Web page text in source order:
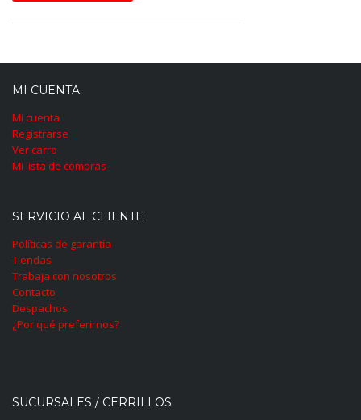
MI CUENTA
Mi cuenta
Registrarse
Ver carro
Mi lista de compras
SERVICIO AL CLIENTE
Políticas de garantía
Tiendas
Trabaja con nosotros
Contacto
Despachos
¿Por qué preferirnos?
SUCURSALES / CERRILLOS